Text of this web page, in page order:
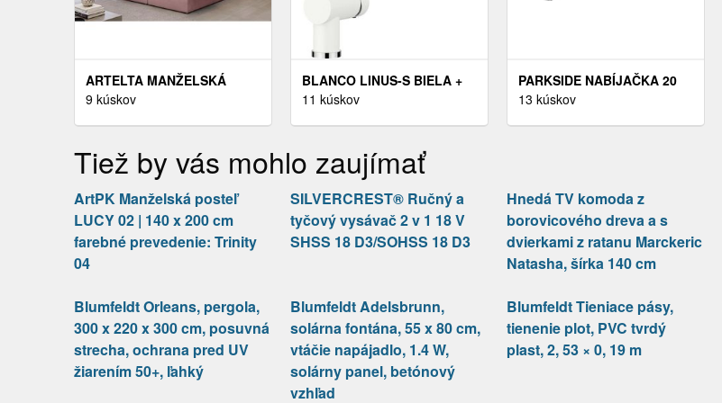
ARTELTA MANŽELSKÁ
POSTEĽ LOREE
9 kúskov
BLANCO LINUS-S BIELA +
DODATOČNÁ EXTRA ZĽAVA
11 kúskov
PARKSIDE NABÍJAČKA 20
V/2, 4 A PLG 20 C1 +
13 kúskov
Tiež by vás mohlo zaujímať
ArtPK Manželská posteľ
LUCY 02 | 140 x 200 cm
farebné prevedenie: Trinity
04
SILVERCREST® Ručný a
tyčový vysávač 2 v 1 18 V
SHSS 18 D3/SOHSS 18 D3
Hnedá TV komoda z
borovicového dreva a s
dvierkami z ratanu Marckeric
Natasha, šírka 140 cm
Blumfeldt Orleans, pergola,
300 x 220 x 300 cm, posuvná
strecha, ochrana pred UV
žiarením 50+, ľahký
Blumfeldt Adelsbrunn,
solárna fontána, 55 x 80 cm,
vtáčie napájadlo, 1.4 W,
solárny panel, betónový
vzhľad
Blumfeldt Tieniace pásy,
tienenie plot, PVC tvrdý
plast, 2, 53 × 0, 19 m